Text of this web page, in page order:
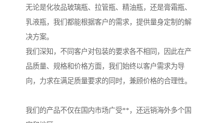
无论是化妆品玻璃瓶、拉管瓶、精油瓶，还是膏霜瓶、
乳液瓶，我们都能根据客户的需求，提供量身定制的解
决方案。
我们深知，不同客户对包装的要求各不相同，因此在产
品质量、规格和价格方面，我们始终以客户需求为导
向，力求在满足质量要求的同时，兼顾价格的合理性。
我们的产品不仅在国内市场广受**，还远销海外多个国